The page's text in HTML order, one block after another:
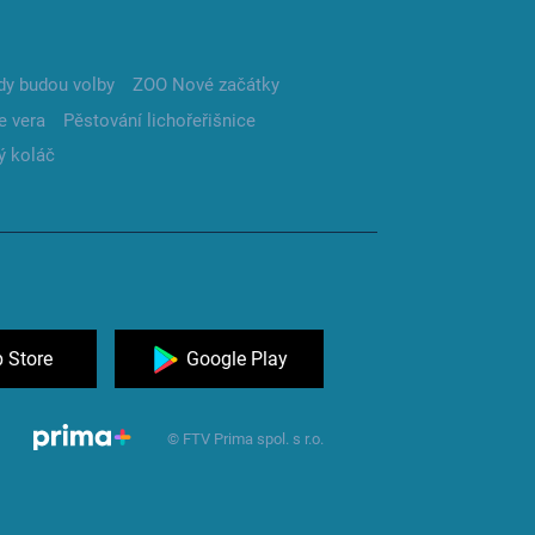
budou volby
ZOO Nové začátky
vera
Pěstování lichořeřišnice
koláč
Store Google Play
© FTV Prima spol. s r.o.